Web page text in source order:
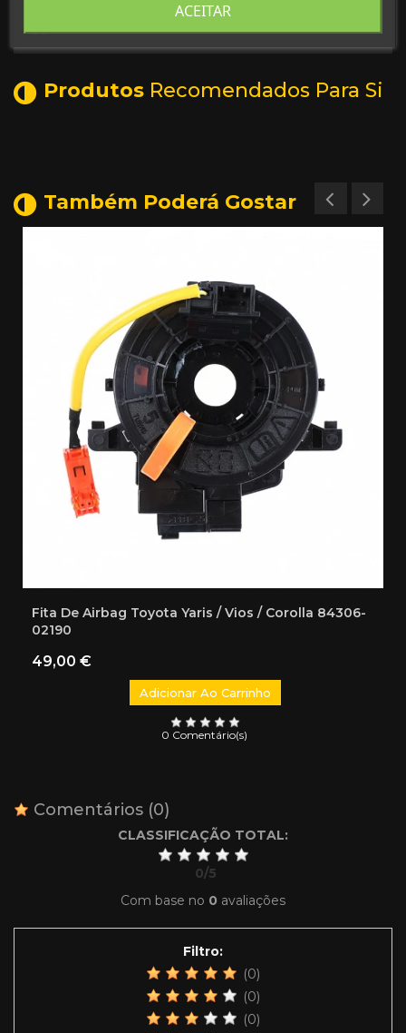
Produtos Recomendados Para Si
Também Poderá Gostar
Fita De Airbag Toyota Yaris / Vios / Corolla 84306-
02190
Preço
49,00 €
Adicionar Ao Carrinho
0 Comentário(s)
Comentários (0)
CLASSIFICAÇÃO TOTAL:
0/5
Com base no 0 avaliações
Filtro:
(0)
(0)
(0)
ACEITAR